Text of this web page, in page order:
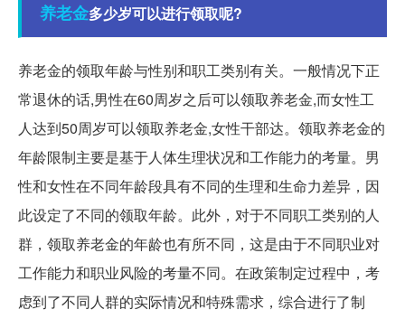
养老金多少岁可以进行领取呢?
养老金的领取年龄与性别和职工类别有关。一般情况下正
常退休的话,男性在60周岁之后可以领取养老金,而女性工
人达到50周岁可以领取养老金,女性干部达。领取养老金的
年龄限制主要是基于人体生理状况和工作能力的考量。男
性和女性在不同年龄段具有不同的生理和生命力差异，因
此设定了不同的领取年龄。此外，对于不同职工类别的人
群，领取养老金的年龄也有所不同，这是由于不同职业对
工作能力和职业风险的考量不同。在政策制定过程中，考
虑到了不同人群的实际情况和特殊需求，综合进行了制